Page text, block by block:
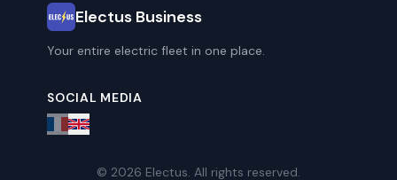
Electus Business
Your entire electric fleet in one place.
SOCIAL MEDIA
© 2026 Electus. All rights reserved.